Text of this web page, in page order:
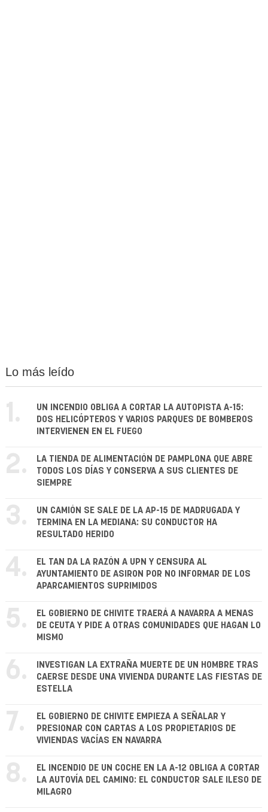
Lo más leído
1.
UN INCENDIO OBLIGA A CORTAR LA AUTOPISTA A-15:
DOS HELICÓPTEROS Y VARIOS PARQUES DE BOMBEROS
INTERVIENEN EN EL FUEGO
2.
LA TIENDA DE ALIMENTACIÓN DE PAMPLONA QUE ABRE
TODOS LOS DÍAS Y CONSERVA A SUS CLIENTES DE
SIEMPRE
3.
UN CAMIÓN SE SALE DE LA AP-15 DE MADRUGADA Y
TERMINA EN LA MEDIANA: SU CONDUCTOR HA
RESULTADO HERIDO
4.
EL TAN DA LA RAZÓN A UPN Y CENSURA AL
AYUNTAMIENTO DE ASIRON POR NO INFORMAR DE LOS
APARCAMIENTOS SUPRIMIDOS
5.
EL GOBIERNO DE CHIVITE TRAERÁ A NAVARRA A MENAS
DE CEUTA Y PIDE A OTRAS COMUNIDADES QUE HAGAN LO
MISMO
6.
INVESTIGAN LA EXTRAÑA MUERTE DE UN HOMBRE TRAS
CAERSE DESDE UNA VIVIENDA DURANTE LAS FIESTAS DE
ESTELLA
7.
EL GOBIERNO DE CHIVITE EMPIEZA A SEÑALAR Y
PRESIONAR CON CARTAS A LOS PROPIETARIOS DE
VIVIENDAS VACÍAS EN NAVARRA
8.
EL INCENDIO DE UN COCHE EN LA A-12 OBLIGA A CORTAR
LA AUTOVÍA DEL CAMINO: EL CONDUCTOR SALE ILESO DE
MILAGRO